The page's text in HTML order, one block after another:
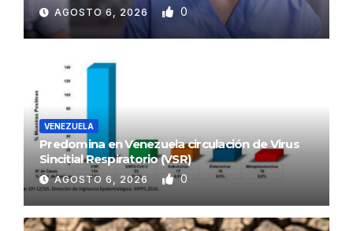
AGOSTO 6, 2026 0
VENEZUELA
Predomina en Venezuela circulación de Virus
Sincitial Respiratorio (VSR)
AGOSTO 6, 2026 0